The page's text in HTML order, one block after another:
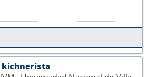
kichnerista